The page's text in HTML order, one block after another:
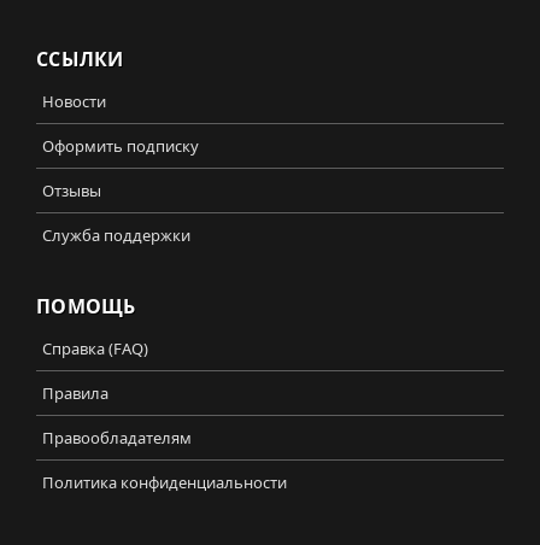
ССЫЛКИ
Новости
Оформить подписку
Отзывы
Служба поддержки
ПОМОЩЬ
Справка (FAQ)
Правила
Правообладателям
Политика конфиденциальности